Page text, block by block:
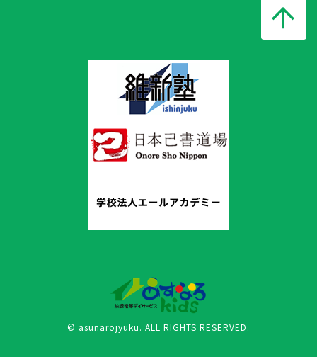
© asunarojyuku. ALL RIGHTS RESERVED.